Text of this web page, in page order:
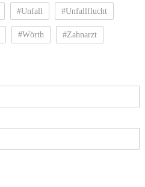
#Unfall #Unfallflucht
#Wörth #Zahnarzt